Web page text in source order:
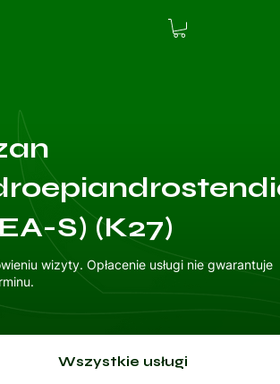
S) (K27)
wizyty. Opłacenie usługi nie gwarantuje
Wszystkie usługi